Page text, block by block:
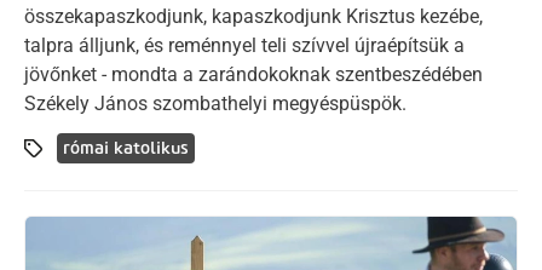
összekapaszkodjunk, kapaszkodjunk Krisztus kezébe,
talpra álljunk, és reménnyel teli szívvel újraépítsük a
jövőnket - mondta a zarándokoknak szentbeszédében
Székely János szombathelyi megyéspüspök.
római katolikus